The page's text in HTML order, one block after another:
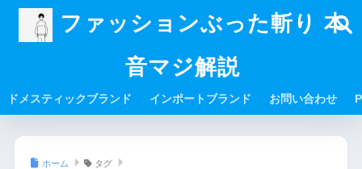
ファッションぶった斬り 本
音マジ解説
ドメスティックブランド インポートブランド お問い合わせ
ホーム タグ